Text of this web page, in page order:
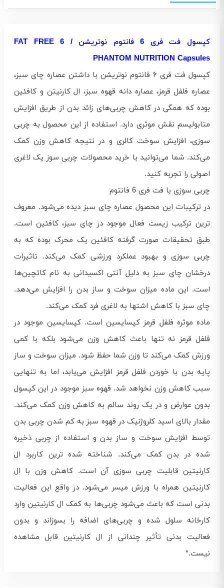
کپسول فت فری 6 فانتوم نوتریشن / FAT FREE 6
PHANTOM NUTRITION Capsules
کپسول فت فری ۶ فانتوم نوتریشن با داشتن عصاره چای سبز،
عصاره فلفل قرمز، عصاره دانه قهوه سبز، ال کارنیتن و کافئین
بوده که همگی در کاهش چربی‌های زائد بدن از طریق افزایش
متابولیسم نقش موثری دارد. استفاده از این محصول به چربی
سوزی، افزایش سوخت کالری و در نتیجه کاهش وزن کمک
می‌کند. شما می‌توانید با خرید محصولات چربی سوز یک لاغری
اصولی را تجربه کنید.
چربی سوزی با فت فری 6 فانتوم
در ترکیبات این محصول عصاره چای سبز دیده می‌شود. معروف
ترین ترکیب زیست فعال موجود در چای سبز، کافئین است.
طبق تحقیقات صورت گرفته کافئین یک محرک بوده که به
چربی سوزی و بهبود عملکرد ورزشی کمک می‌کند. تاثیرات
درخشان چای سبز به دلیل آنتی اکسیدانی به نام کاتچین‌ها
است. این ماده میزان سوخت و ساز بدن را افزایش می‌دهد.
چای سبز با کاهش اشتها به لاغری فرد کمک می‌کند.
ماده موثره فلفل قرمز کپسایسین است. کپسایسین موجود در
فلفل قرمز نه تنها باعث کاهش وزن می‌شود بلکه با کمی
ورزش کمک می‌کند تا وزن شما حفظ شود. میزان سوخت و ساز
پایه بدن با خوردن فلفل قرمز افزایش می‌یابد، اما به تنهایی
سبب کاهش وزن نخواهد شد. قهوه سبز موجود در این کپسول
بدون عوارض و در یک روند سالم به کاهش وزن کمک می‌کند.
مقدار بالای اسید کلروژنیک در قهوه سبز به کم شدن چربی بدن
توسط افزایش سوخت و ساز بدن و استفاده از چربی ذخیره
شده در بدن کمک می‌‌کند. شناخته شده ترین کاربرد ال
کارنیتین قابلیت چربی سوزی آن است. کاهش وزن با ال
کارنیتین همراه با ورزش میسر می‌شود. در واقع این فعالیت
بدنی است که باعث می‌‌شود چربی‌ها به کمک ال‌ کارنیتین وارد
کارخانه سلول شده و چربی‌های اضافه را بسوزاند و بدون
فعالیت بدنی تأثیر چندانی از ال‌ کارنیتین قابل مشاهده
نیست.*